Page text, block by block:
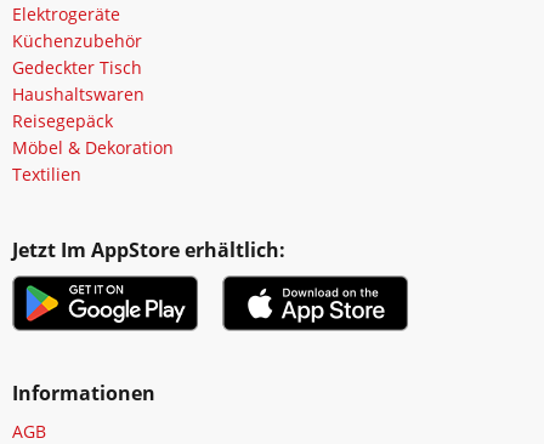
Elektrogeräte
Küchenzubehör
Gedeckter Tisch
Haushaltswaren
Reisegepäck
Möbel & Dekoration
Textilien
Jetzt Im AppStore erhältlich:
Informationen
AGB